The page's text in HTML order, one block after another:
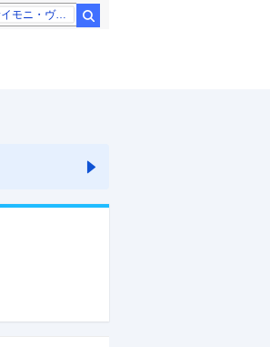
サイモニ・ヴニランギ 死去